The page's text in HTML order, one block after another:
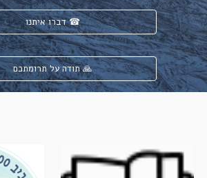
דברו איתנו ☎
תודה על תרומתכם 🙏